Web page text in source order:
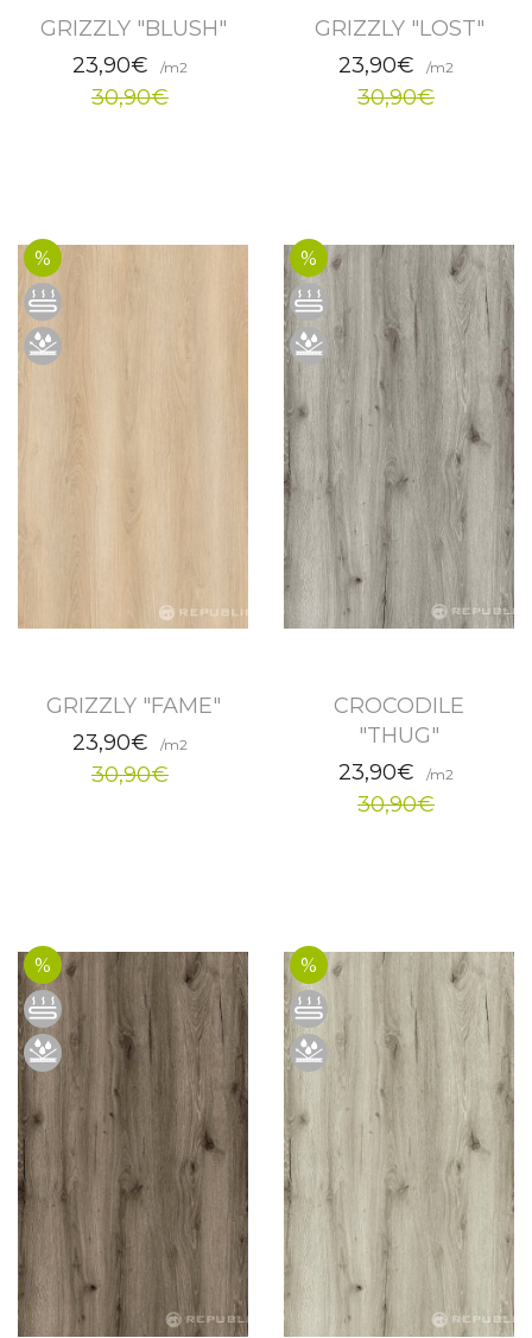
GRIZZLY "BLUSH"
23,90€
/m2
30,90€
GRIZZLY "LOST"
23,90€
/m2
30,90€
%
GRIZZLY "FAME"
23,90€
/m2
30,90€
%
CROCODILE
"THUG"
23,90€
/m2
30,90€
% %